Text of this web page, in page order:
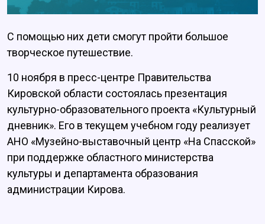
С помощью них дети смогут пройти большое
творческое путешествие.
10 ноября в пресс-центре Правительства
Кировской области состоялась презентация
культурно-образовательного проекта «Культурный
дневник». Его в текущем учебном году реализует
АНО «Музейно-выставочный центр «На Спасской»
при поддержке областного министерства
культуры и департамента образования
администрации Кирова.